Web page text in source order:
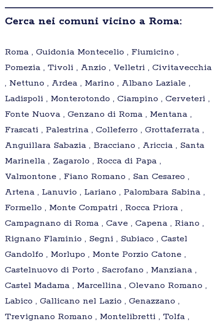
Cerca nei comuni vicino a Roma:
Roma , Guidonia Montecelio , Fiumicino ,
Pomezia , Tivoli , Anzio , Velletri , Civitavecchia
, Nettuno , Ardea , Marino , Albano Laziale ,
Ladispoli , Monterotondo , Ciampino , Cerveteri ,
Fonte Nuova , Genzano di Roma , Mentana ,
Frascati , Palestrina , Colleferro , Grottaferrata ,
Anguillara Sabazia , Bracciano , Ariccia , Santa
Marinella , Zagarolo , Rocca di Papa ,
Valmontone , Fiano Romano , San Cesareo ,
Artena , Lanuvio , Lariano , Palombara Sabina ,
Formello , Monte Compatri , Rocca Priora ,
Campagnano di Roma , Cave , Capena , Riano ,
Rignano Flaminio , Segni , Subiaco , Castel
Gandolfo , Morlupo , Monte Porzio Catone ,
Castelnuovo di Porto , Sacrofano , Manziana ,
Castel Madama , Marcellina , Olevano Romano ,
Labico , Gallicano nel Lazio , Genazzano ,
Trevignano Romano , Montelibretti , Tolfa ,